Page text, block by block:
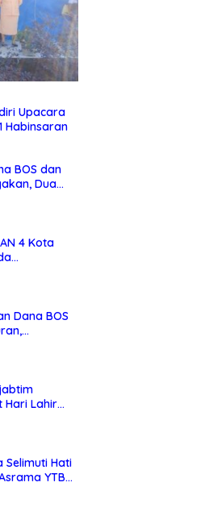
Upacara
Habinsaran
BOS dan
Dua
4 Kota
Dana BOS
Hari Lahir
Selimuti Hati
YTBS